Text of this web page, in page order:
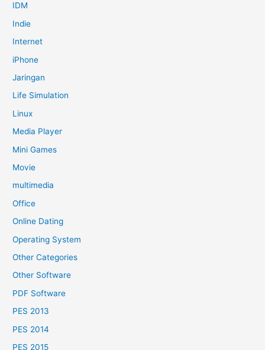
IDM
Indie
Internet
iPhone
Jaringan
Life Simulation
Linux
Media Player
Mini Games
Movie
multimedia
Office
Online Dating
Operating System
Other Categories
Other Software
PDF Software
PES 2013
PES 2014
PES 2015